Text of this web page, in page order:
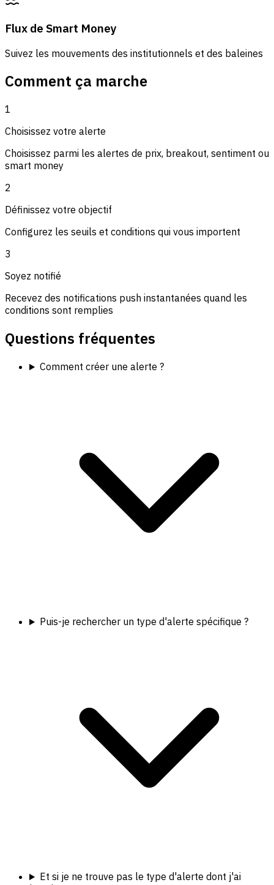
Flux de Smart Money
Suivez les mouvements des institutionnels et des baleines
Comment ça marche
1
Choisissez votre alerte
Choisissez parmi les alertes de prix, breakout, sentiment ou
smart money
2
Définissez votre objectif
Configurez les seuils et conditions qui vous importent
3
Soyez notifié
Recevez des notifications push instantanées quand les
conditions sont remplies
Questions fréquentes
Comment créer une alerte ?
Puis-je rechercher un type d'alerte spécifique ?
Et si je ne trouve pas le type d'alerte dont j'ai